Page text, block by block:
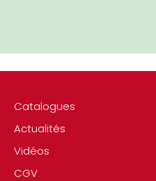
Catalogues
Actualités
Vidéos
CGV